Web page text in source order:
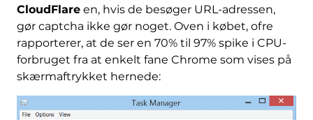
CloudFlareen, hvis de besøger URL-adressen,
gør captcha ikke gør noget. Oven i købet, ofre
rapporterer, at de ser en 70% til 97% spike i CPU-
forbruget fra at enkelt fane Chrome som vises på
skærmaftrykket hernede: